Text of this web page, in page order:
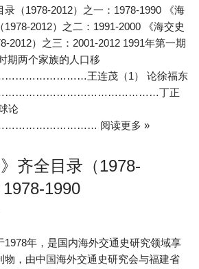
录（1978-2012）之一：1978-1990 《海
2012）之二：1991-2000 《海交史
2012）之三：2001-2012 1991年第一期
期两个家族的人口移
王连茂（1） 论徐福东
丁正
论
阅读更多 »
齐全目录（1978-
1990
1978年，是国内海外交通史研究领域享
物，由中国海外交通史研究会与福建省